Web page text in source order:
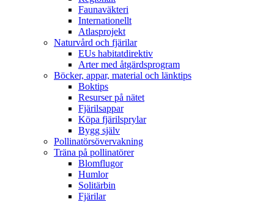
Faunaväkteri
Internationellt
Atlasprojekt
Naturvård och fjärilar
EUs habitatdirektiv
Arter med åtgärdsprogram
Böcker, appar, material och länktips
Boktips
Resurser på nätet
Fjärilsappar
Köpa fjärilsprylar
Bygg själv
Pollinatörsövervakning
Träna på pollinatörer
Blomflugor
Humlor
Solitärbin
Fjärilar